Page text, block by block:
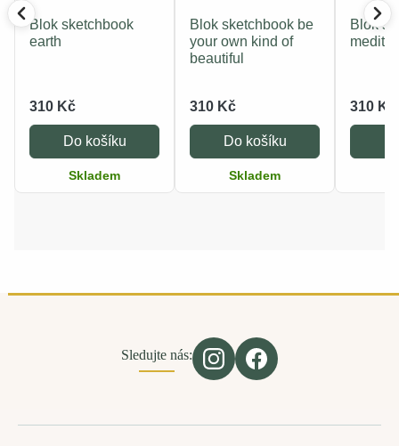
Blok sketchbook
earth
310 Kč
Do košíku
Skladem
Blok sketchbook be
your own kind of
beautiful
310 Kč
Do košíku
Skladem
Blok
310 Kč
Sledujte nás: